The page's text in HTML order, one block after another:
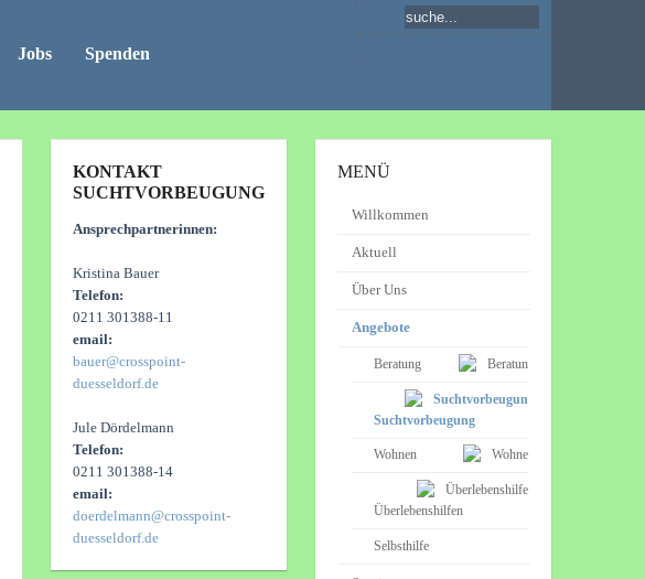
Jobs Spenden
KONTAKT
SUCHTVORBEUGUNG
Ansprechpartnerinnen:
Kristina Bauer
Telefon:
0211 301388-11
email:
bauer@crosspoint-
duesseldorf.de
Jule Dördelmann
Telefon:
0211 301388-14
email:
doerdelmann@crosspoint-
duesseldorf.de
MENÜ
Willkommen
Aktuell
Über Uns
Angebote
Beratung
Suchtvorbeugung
Wohnen
Überlebenshilfen
Selbsthilfe